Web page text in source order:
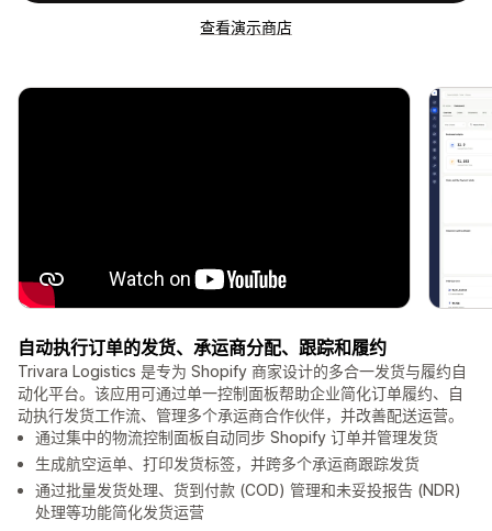
查看演示商店
自动执行订单的发货、承运商分配、跟踪和履约
Trivara Logistics 是专为 Shopify 商家设计的多合一发货与履约自
动化平台。该应用可通过单一控制面板帮助企业简化订单履约、自
动执行发货工作流、管理多个承运商合作伙伴，并改善配送运营。
通过集中的物流控制面板自动同步 Shopify 订单并管理发货
生成航空运单、打印发货标签，并跨多个承运商跟踪发货
通过批量发货处理、货到付款 (COD) 管理和未妥投报告 (NDR)
处理等功能简化发货运营